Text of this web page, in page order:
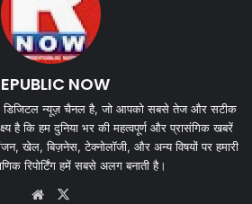
NOW
न्यूज़ चैनल है, जो आपको सबसे तेज और सटीक
है कि हम दुनिया भर की महत्वपूर्ण और प्रासंगिक खबरें
खेल, बिज़नेस, टेक्नोलॉजी, और अन्य विषयों पर हमारी
रिपोर्टिंग हमें सबसे अलग बनाती है।
Website